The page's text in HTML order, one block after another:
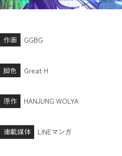
作画 GGBG
脚色 Great H
原作 HANJUNG WOLYA
連載媒体 LINEマンガ